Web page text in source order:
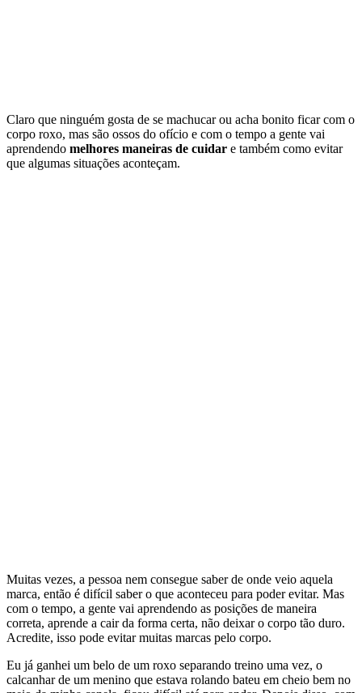
Claro que ninguém gosta de se machucar ou acha bonito ficar com o
corpo roxo, mas são ossos do ofício e com o tempo a gente vai
aprendendo melhores maneiras de cuidar e também como evitar
que algumas situações aconteçam.
Muitas vezes, a pessoa nem consegue saber de onde veio aquela
marca, então é difícil saber o que aconteceu para poder evitar. Mas
com o tempo, a gente vai aprendendo as posições de maneira
correta, aprende a cair da forma certa, não deixar o corpo tão duro.
Acredite, isso pode evitar muitas marcas pelo corpo.
Eu já ganhei um belo de um roxo separando treino uma vez, o
calcanhar de um menino que estava rolando bateu em cheio bem no